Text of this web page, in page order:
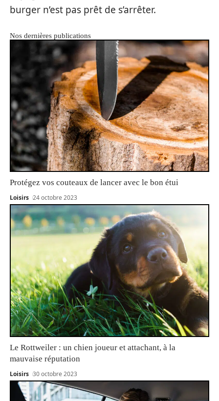
burger n’est pas prêt de s’arrêter.
Nos dernières publications
Protégez vos couteaux de lancer avec le bon étui
Loisirs 24 octobre 2023
Le Rottweiler : un chien joueur et attachant, à la
mauvaise réputation
Loisirs 30 octobre 2023